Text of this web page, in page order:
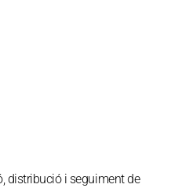
distribució i seguiment de